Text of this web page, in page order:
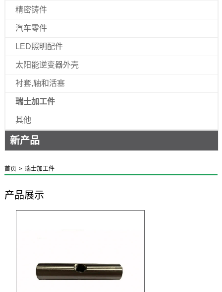
精密铸件
汽车零件
LED照明配件
太阳能逆变器外壳
衬套,轴和活塞
瑞士加工件
其他
新产品
首页 > 瑞士加工件
产品展示